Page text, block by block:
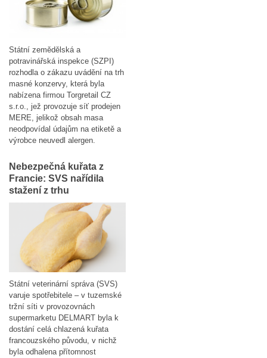
Státní zemědělská a
potravinářská inspekce (SZPI)
rozhodla o zákazu uvádění na trh
masné konzervy, která byla
nabízena firmou Torgretail CZ
s.r.o., jež provozuje síť prodejen
MERE, jelikož obsah masa
neodpovídal údajům na etiketě a
výrobce neuvedl alergen.
Nebezpečná kuřata z
Francie: SVS nařídila
stažení z trhu
Státní veterinární správa (SVS)
varuje spotřebitele – v tuzemské
tržní síti v provozovnách
supermarketu DELMART byla k
dostání celá chlazená kuřata
francouzského původu, v nichž
byla odhalena přítomnost